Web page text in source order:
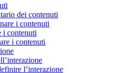
dei contenuti
i contenuti
i contenuti
i contenuti
l’interazione